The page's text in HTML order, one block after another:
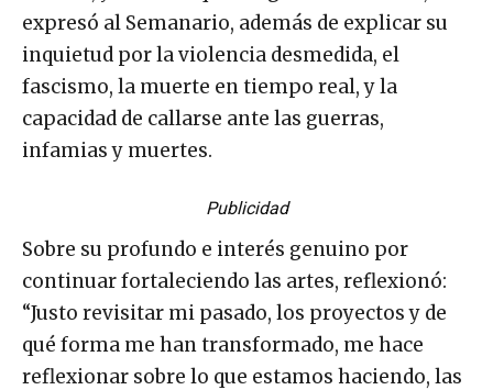
expresó al Semanario, además de explicar su
inquietud por la violencia desmedida, el
fascismo, la muerte en tiempo real, y la
capacidad de callarse ante las guerras,
infamias y muertes.
Publicidad
Sobre su profundo e interés genuino por
continuar fortaleciendo las artes, reflexionó:
“Justo revisitar mi pasado, los proyectos y de
qué forma me han transformado, me hace
reflexionar sobre lo que estamos haciendo, las